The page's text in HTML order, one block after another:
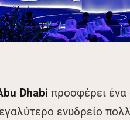
Dhabi προσφέρει ένα
ενυδρείο